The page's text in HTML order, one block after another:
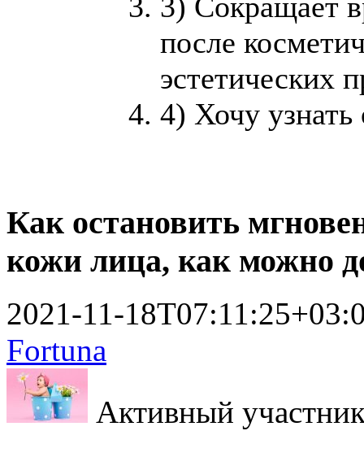
после
эстетических
4) Хочу узнать
Как остановить
кожи лица, как можно
2021-11-
Fortuna
Активный